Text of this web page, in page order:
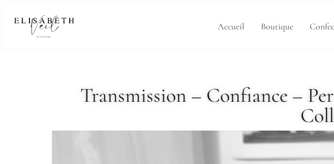
Accueil Boutique
Transmission – Confiance –